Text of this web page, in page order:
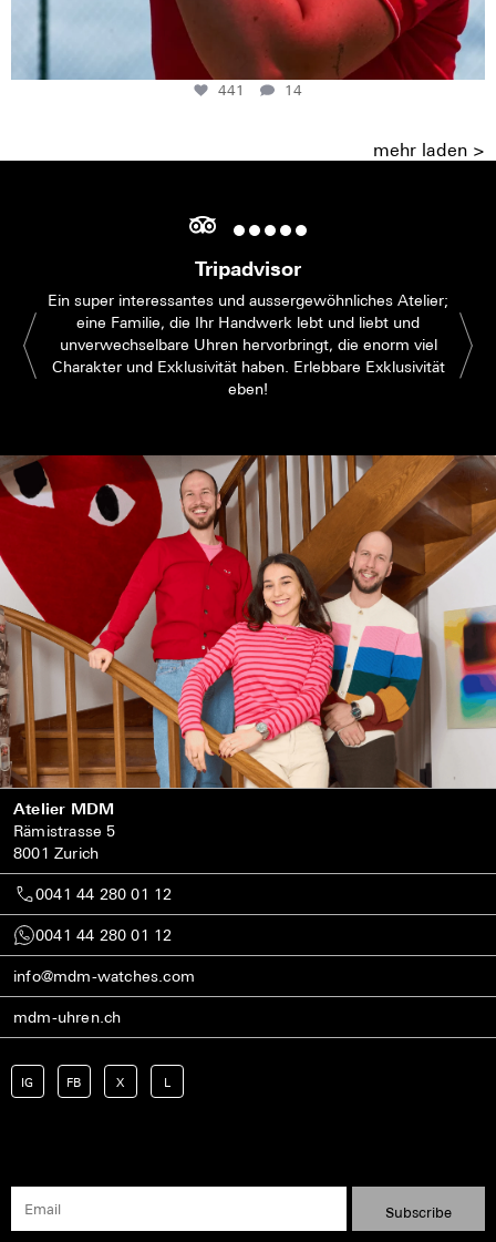
441 14
mehr laden >
Tripadvisor
Ein super interessantes und aussergewöhnliches Atelier;
eine Familie, die Ihr Handwerk lebt und liebt und
unverwechselbare Uhren hervorbringt, die enorm viel
Charakter und Exklusivität haben. Erlebbare Exklusivität
eben!
Atelier MDM
Rämistrasse 5
8001 Zurich
0041 44 280 01 12
0041 44 280 01 12
info@mdm-watches.com
mdm-uhren.ch
IG FB X L